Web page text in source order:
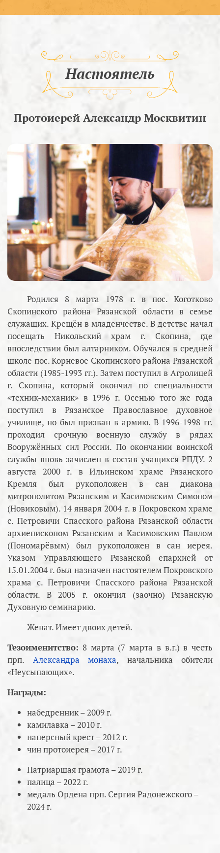
Настоятель
Протоиерей Александр Москвитин
Родился 8 марта 1978 г. в пос. Коготково
Скопинского района Рязанской области в семье
служащих. Крещён в младенчестве. В детстве начал
посещать Никольский храм г. Скопина, где
впоследствии был алтарником. Обучался в средней
школе пос. Корневое Скопинского района Рязанской
области (1985-1993 гг.). Затем поступил в Агролицей
г. Скопина, который окончил по специальности
«техник-механик» в 1996 г. Осенью того же года
поступил в Рязанское Православное духовное
училище, но был призван в армию. В 1996-1998 гг.
проходил срочную военную службу в рядах
Вооружённых сил России. По окончании воинской
службы вновь зачислен в состав учащихся РПДУ. 2
августа 2000 г. в Ильинском храме Рязанского
Кремля был рукоположен в сан диакона
митрополитом Рязанским и Касимовским Симоном
(Новиковым). 14 января 2004 г. в Покровском храме
с. Петровичи Спасского района Рязанской области
архиепископом Рязанским и Касимовским Павлом
(Пономарёвым) был рукоположен в сан иерея.
Указом Управляющего Рязанской епархией от
15.01.2004 г. был назначен настоятелем Покровского
храма с. Петровичи Спасского района Рязанской
области. В 2005 г. окончил (заочно) Рязанскую
Духовную семинарию.
Женат. Имеет двоих детей.
Тезоименитство: 8 марта (7 марта в в.г.) в честь
прп. Александра монаха, начальника обители
«Неусыпающих».
Награды:
набедренник – 2009 г.
камилавка – 2010 г.
наперсный крест – 2012 г.
чин протоиерея – 2017 г.
Патриаршая грамота – 2019 г.
палица – 2022 г.
медаль Ордена прп. Сергия Радонежского –
2024 г.